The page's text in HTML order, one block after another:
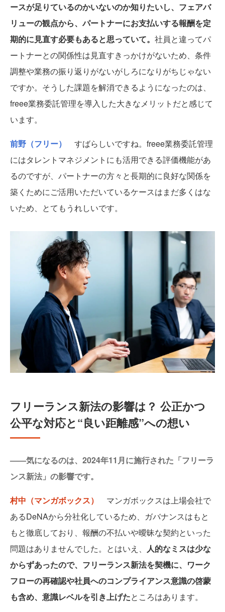
ースが足りているのかいないのか知りたいし、フェアバ
リューの観点から、パートナーにお支払いする報酬を定
期的に見直す必要もあると思っていて。 社員と違ってパ
ートナーとの関係性は見直すきっかけがないため、条件
調整や業務の振り返りがないがしろになりがちじゃない
ですか。そうした課題を解消できるようになったのは、
freee業務委託管理を導入した大きなメリットだと感じて
います。
前野（フリー）
すばらしいですね。freee業務委託管理
にはタレントマネジメントにも活用できる評価機能があ
るのですが、パートナーの方々と長期的に良好な関係を
築くためにご活用いただいているケースはまだ多くはな
いため、とてもうれしいです。
フリーランス新法の影響は？ 公正かつ
公平な対応と“良い距離感”への想い
——気になるのは、2024年11月に施行された「フリーラ
ンス新法」の影響です。
村中（マンガボックス）
マンガボックスは上場会社で
あるDeNAから分社化しているため、ガバナンスはもと
もと徹底しており、報酬の不払いや曖昧な契約といった
問題はありませんでした。とはいえ、 人的なミスは少な
からずあったので、フリーランス新法を契機に、ワーク
フローの再確認や社員へのコンプライアンス意識の啓蒙
も含め、意識レベルを引き上げたところはあります。